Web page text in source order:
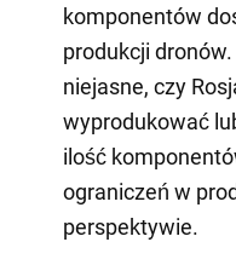
komponentów
produkcji
niejasne, czy
wyprodukować
ilość
ograniczeń w
perspektywie.